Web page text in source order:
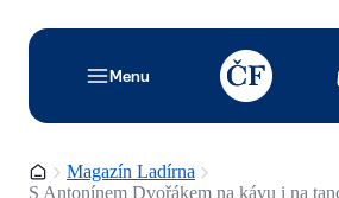
Menu
TODO: Add
Domovská stránka
Magazín Ladírna
S Antonínem Dvořákem na kávu i na